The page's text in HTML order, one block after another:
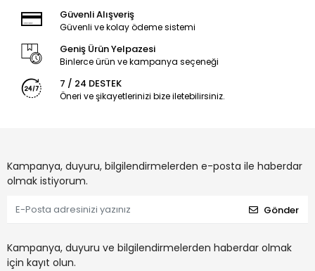
Güvenli Alışveriş
Güvenli ve kolay ödeme sistemi
Geniş Ürün Yelpazesi
Binlerce ürün ve kampanya seçeneği
7 / 24 DESTEK
Öneri ve şikayetlerinizi bize iletebilirsiniz.
Kampanya, duyuru, bilgilendirmelerden e-posta ile haberdar
olmak istiyorum.
Gönder
Kampanya, duyuru ve bilgilendirmelerden haberdar olmak
için kayıt olun.